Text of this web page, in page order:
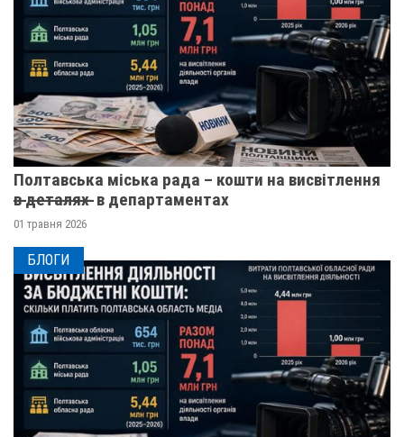
Полтавська міська рада – кошти на висвітлення
в̶ ̶д̶е̶т̶а̶л̶я̶х̶ ̶ в департаментах
01 травня 2026
БЛОГИ